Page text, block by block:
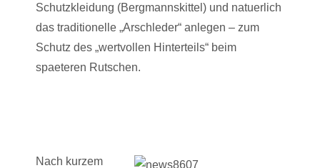
Schutzkleidung (Bergmannskittel) und natuerlich
das traditionelle „Arschleder“ anlegen – zum
Schutz des „wertvollen Hinterteils“ beim
spaeteren Rutschen.
Nach kurzem